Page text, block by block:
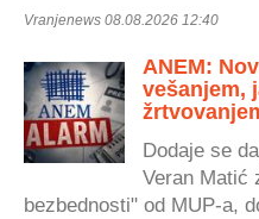
Vranjenews 08.08.2026 12:40
ANEM:
vešanjem,
Dodaje se
Veran Matić
bezbednosti" od MUP-a,